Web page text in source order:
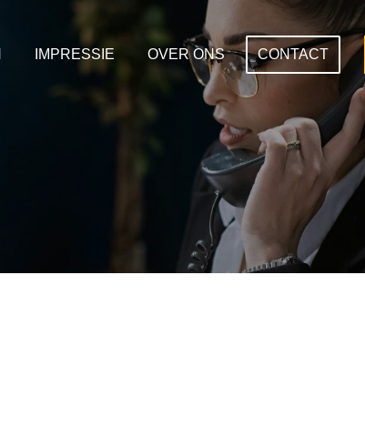
IMPRESSIE OVER ONS CONTACT